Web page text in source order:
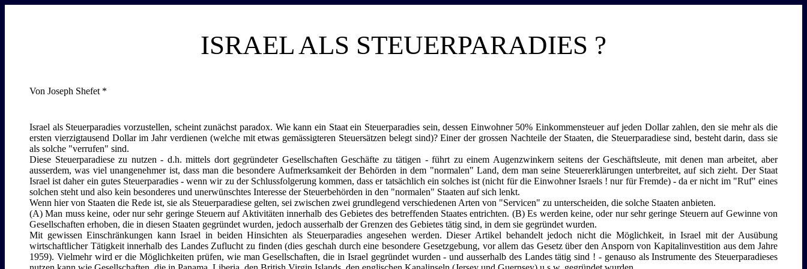
ISRAEL ALS STEUERPARADIES ?
Von Joseph Shefet *
Israel als Steuerparadies vorzustellen, scheint zunächst paradox. Wie kann ein Staat ein Steuerparadies sein, dessen Einwohner 50% Einkommensteuer auf jeden Dollar zahlen, den sie mehr als die
ersten vierzigtausend Dollar im Jahr verdienen (welche mit etwas gemässigteren Steuersätzen belegt sind)? Einer der grossen Nachteile der Staaten, die Steuerparadiese sind, besteht darin, dass sie
als solche "verrufen" sind.
Diese Steuerparadiese zu nutzen - d.h. mittels dort gegründeter Gesellschaften Geschäfte zu tätigen - führt zu einem Augenzwinkern seitens der Geschäftsleute, mit denen man arbeitet, aber
ausserdem, was viel unangenehmer ist, dass man die besondere Aufmerksamkeit der Behörden in dem "normalen" Land, dem man seine Steuererklärungen unterbreitet, auf sich zieht. Der Staat
Israel ist daher ein gutes Steuerparadies - wenn wir zu der Schlussfolgerung kommen, dass er tatsächlich ein solches ist (nicht für die Einwohner Israels ! nur für Fremde) - da er nicht im "Ruf" eines
solchen steht und also kein besonderes und unerwünschtes Interesse der Steuerbehörden in den "normalen" Staaten auf sich lenkt.
Wenn hier von Staaten die Rede ist, sie als Steuerparadiese gelten, sei zwischen zwei grundlegend verschiedenen Arten von "Servicen" zu unterscheiden, die solche Staaten anbieten.
(A) Man muss keine, oder nur sehr geringe Steuern auf Aktivitäten innerhalb des Gebietes des betreffenden Staates entrichten. (B) Es werden keine, oder nur sehr geringe Steuern auf Gewinne von
Gesellschaften erhoben, die in diesen Staaten gegründet wurden, jedoch ausserhalb der Grenzen des Gebietes tätig sind, in dem sie gegründet wurden.
Mit gewissen Einschränkungen kann Israel in beiden Hinsichten als Steuerparadies angesehen werden. Dieser Artikel behandelt jedoch nicht die Möglichkeit, in Israel mit der Ausübung
wirtschaftlicher Tätigkeit innerhalb des Landes Zuflucht zu finden (dies geschah durch eine besondere Gesetzgebung, vor allem das Gesetz über den Ansporn von Kapitalinvestition aus dem Jahre
1959). Vielmehr wird er die Möglichkeiten prüfen, wie man Gesellschaften, die in Israel gegründet wurden - und ausserhalb des Landes tätig sind ! - genauso als Instrumente des Steuerparadieses